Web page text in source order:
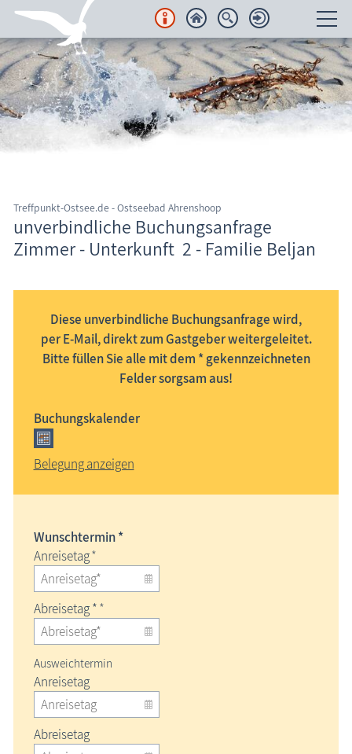
Unterkünfte
Regionales
Urlaubsorte
Freizeit
Wissenswertes
Blog
Treffpunkt-Ostsee.de - Ostseebad Ahrenshoop
unverbindliche Buchungsanfrage
Zimmer - Unterkunft 2 - Familie Beljan
Diese unverbindliche Buchungsanfrage wird,
per E-Mail, direkt zum Gastgeber weitergeleitet.
Bitte füllen Sie alle mit dem * gekennzeichneten
Felder sorgsam aus!
Buchungskalender
Belegung anzeigen
Wunschtermin *
Anreisetag*
Abreisetag **
Ausweichtermin
Anreisetag
Abreisetag